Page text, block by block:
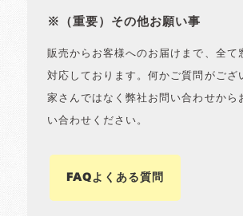
※（重要）その他お願い事
販売からお客様へのお届けまで、全て
対応しております。何かご質問がござ
家さんではなく弊社お問い合わせから
い合わせください。
FAQよくある質問